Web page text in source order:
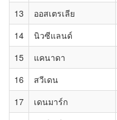
13
ออสเตรเลีย
14
นิวซีแลนด์
15
แคนาดา
16
สวีเดน
17
เดนมาร์ก